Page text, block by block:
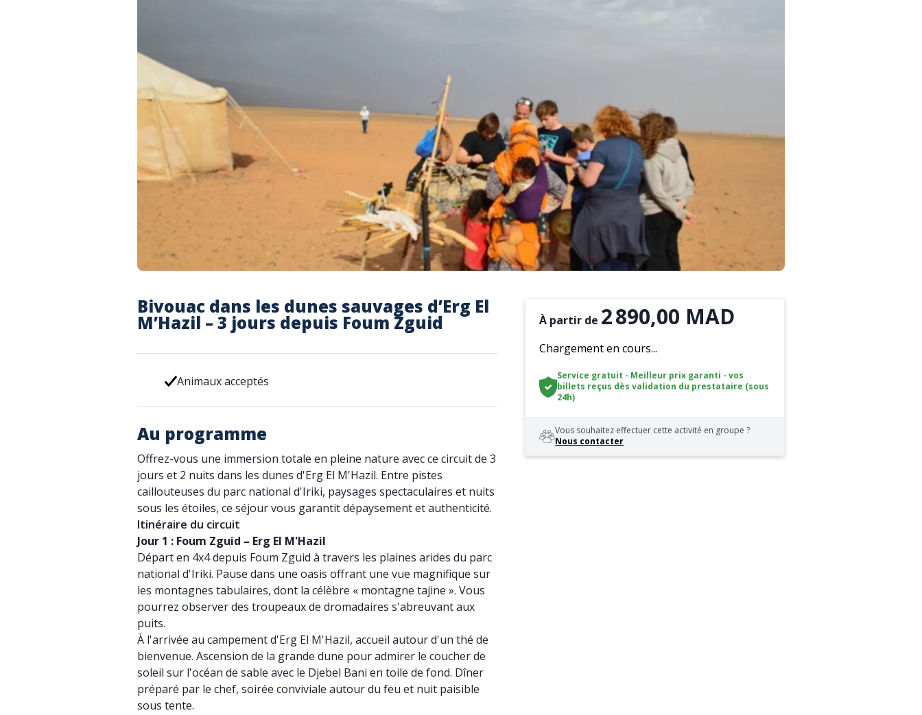
Bivouac dans les dunes sauvages d’Erg El
M’Hazil – 3 jours depuis Foum Zguid
Animaux acceptés
Au programme
Offrez-vous une immersion totale en pleine nature avec ce circuit de 3
jours et 2 nuits dans les dunes d'Erg El M'Hazil. Entre pistes
caillouteuses du parc national d'Iriki, paysages spectaculaires et nuits
sous les étoiles, ce séjour vous garantit dépaysement et authenticité.
Itinéraire du circuit
Jour 1 : Foum Zguid – Erg El M'Hazil
Départ en 4x4 depuis Foum Zguid à travers les plaines arides du parc
national d'Iriki. Pause dans une oasis offrant une vue magnifique sur
les montagnes tabulaires, dont la célèbre « montagne tajine ». Vous
pourrez observer des troupeaux de dromadaires s'abreuvant aux
puits.
À l'arrivée au campement d'Erg El M'Hazil, accueil autour d'un thé de
bienvenue. Ascension de la grande dune pour admirer le coucher de
soleil sur l'océan de sable avec le Djebel Bani en toile de fond. Dîner
préparé par le chef, soirée conviviale autour du feu et nuit paisible
sous tente.
À partir de 2 890,00 MAD
Chargement en cours...
Service gratuit - Meilleur prix garanti - vos
billets reçus dès validation du prestataire (sous
24h)
Vous souhaitez effectuer cette activité en groupe ?
Nous contacter